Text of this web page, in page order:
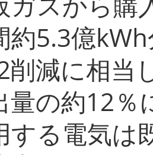
約5.3億
削減に相当
量の約12％
する電気は